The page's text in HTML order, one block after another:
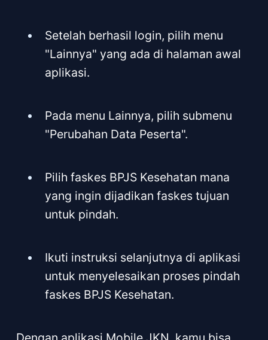
Setelah berhasil login, pilih menu
"Lainnya" yang ada di halaman awal
aplikasi.
Pada menu Lainnya, pilih submenu
"Perubahan Data Peserta".
Pilih faskes BPJS Kesehatan mana
yang ingin dijadikan faskes tujuan
untuk pindah.
Ikuti instruksi selanjutnya di aplikasi
untuk menyelesaikan proses pindah
faskes BPJS Kesehatan.